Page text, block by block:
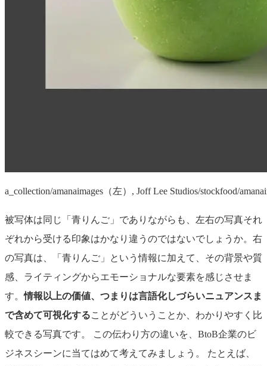
a_collection/amanaimages（左）, Joff Lee Studios/stockfood/
被写体は同じ「青りんご」でありながらも、左右の写真それ
ぞれから受ける印象はかなり違うのではないでしょうか。右
の写真は、「青りんご」という情報に加えて、その背景や質
感、ライティングからエモーショナルな要素を感じさせま
す。情報以上の価値、つまりは言語化しづらいニュアンスま
で含めて可視化することがどういうことか、わかりやすく比
較できる写真です。
この伝わり方の違いを、BtoB企業のビ
ジネスシーンに当てはめて考えてみましょう。
たとえば、